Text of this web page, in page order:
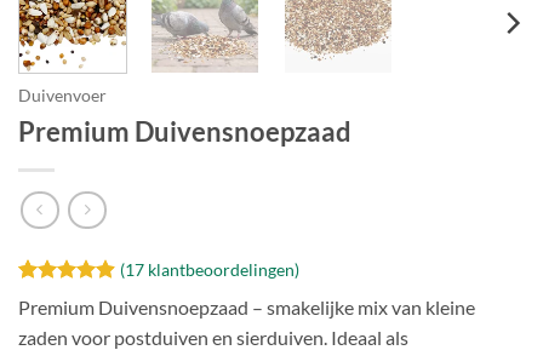
Duivenvoer
Premium Duivensnoepzaad
Gewaardeerd
4.88op 5
gebaseerd
17
(17klantbeoordelingen)
Premium Duivensnoepzaad – smakelijke mix van kleine
zaden voor postduiven en sierduiven. Ideaal als